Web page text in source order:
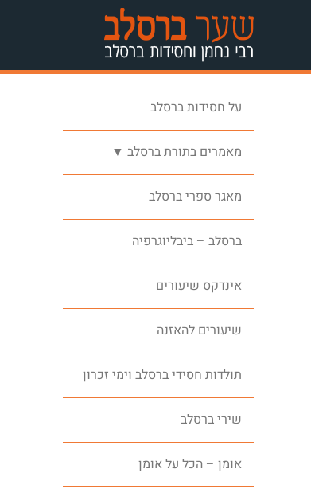
על חסידות ברסלב
מאמרים בתורת ברסלב ▼
מאגר ספרי ברסלב
ברסלב – ביבליוגרפיה
אינדקס שיעורים
שיעורים להאזנה
תולדות חסידי ברסלב וימי זכרון
שירי ברסלב
אומן – הכל על אומן